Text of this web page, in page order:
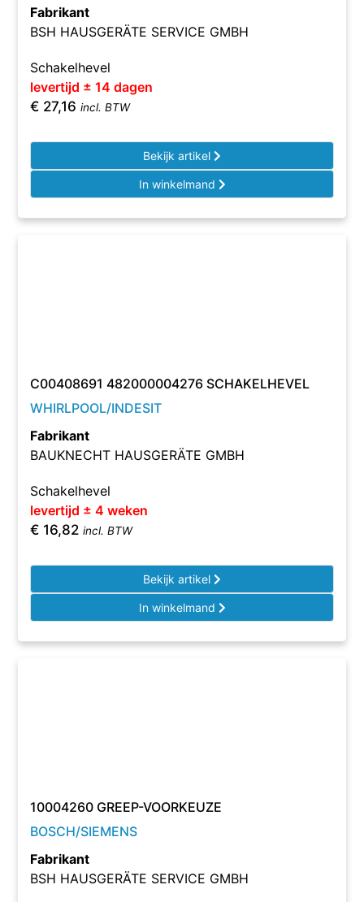
Fabrikant
BSH HAUSGERÄTE SERVICE GMBH
Schakelhevel
levertijd ± 14 dagen
€ 27,16 incl. BTW
Bekijk artikel
In winkelmand
C00408691 482000004276 SCHAKELHEVEL
WHIRLPOOL/INDESIT
Fabrikant
BAUKNECHT HAUSGERÄTE GMBH
Schakelhevel
levertijd ± 4 weken
€ 16,82 incl. BTW
Bekijk artikel
In winkelmand
10004260 GREEP-VOORKEUZE
BOSCH/SIEMENS
Fabrikant
BSH HAUSGERÄTE SERVICE GMBH